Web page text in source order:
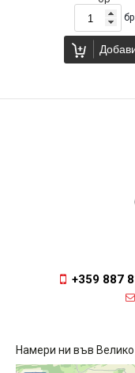
бр
+359 887
Намери ни във